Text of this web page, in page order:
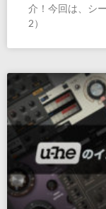
介！今回は、シ
2）